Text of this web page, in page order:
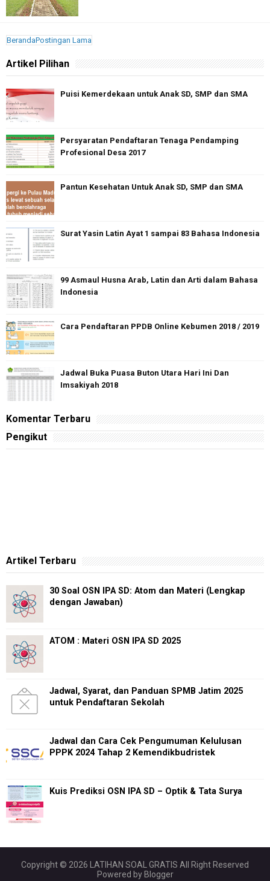
Postingan Lama
Beranda
Artikel Pilihan
Puisi Kemerdekaan untuk Anak SD, SMP dan SMA
Persyaratan Pendaftaran Tenaga Pendamping
Profesional Desa 2017
Pantun Kesehatan Untuk Anak SD, SMP dan SMA
Surat Yasin Latin Ayat 1 sampai 83 Bahasa Indonesia
99 Asmaul Husna Arab, Latin dan Arti dalam Bahasa
Indonesia
Cara Pendaftaran PPDB Online Kebumen 2018 / 2019
Jadwal Buka Puasa Buton Utara Hari Ini Dan
Imsakiyah 2018
Komentar Terbaru
Pengikut
Artikel Terbaru
30 Soal OSN IPA SD: Atom dan Materi (Lengkap
dengan Jawaban)
ATOM : Materi OSN IPA SD 2025
Jadwal, Syarat, dan Panduan SPMB Jatim 2025
untuk Pendaftaran Sekolah
Jadwal dan Cara Cek Pengumuman Kelulusan
PPPK 2024 Tahap 2 Kemendikbudristek
Kuis Prediksi OSN IPA SD – Optik & Tata Surya
Copyright © 2026 LATIHAN SOAL GRATIS All Right Reserved
Powered by Blogger